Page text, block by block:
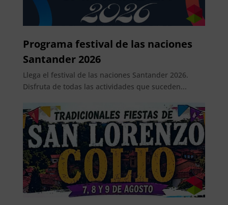
Programa festival de las naciones
Santander 2026
Llega el festival de las naciones Santander 2026.
Disfruta de todas las actividades que suceden...